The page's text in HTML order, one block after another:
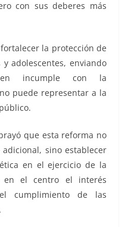
con sus deberes más
la protección de
adolescentes, enviando
incumple con la
puede representar a la
que esta reforma no
sino establecer
en el ejercicio de la
en el centro el interés
cumplimiento de las